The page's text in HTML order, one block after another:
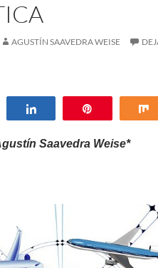
AGUSTÍN SAAVEDRA WEISE
Compartir
Saavedra Weise*